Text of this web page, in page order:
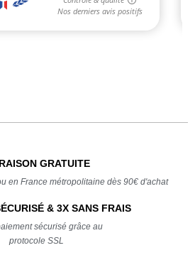
GRATUITE
en France métropolitaine dès 90€ d'achat
& 3X SANS FRAIS
sécurisé grâce au
protocole SSL